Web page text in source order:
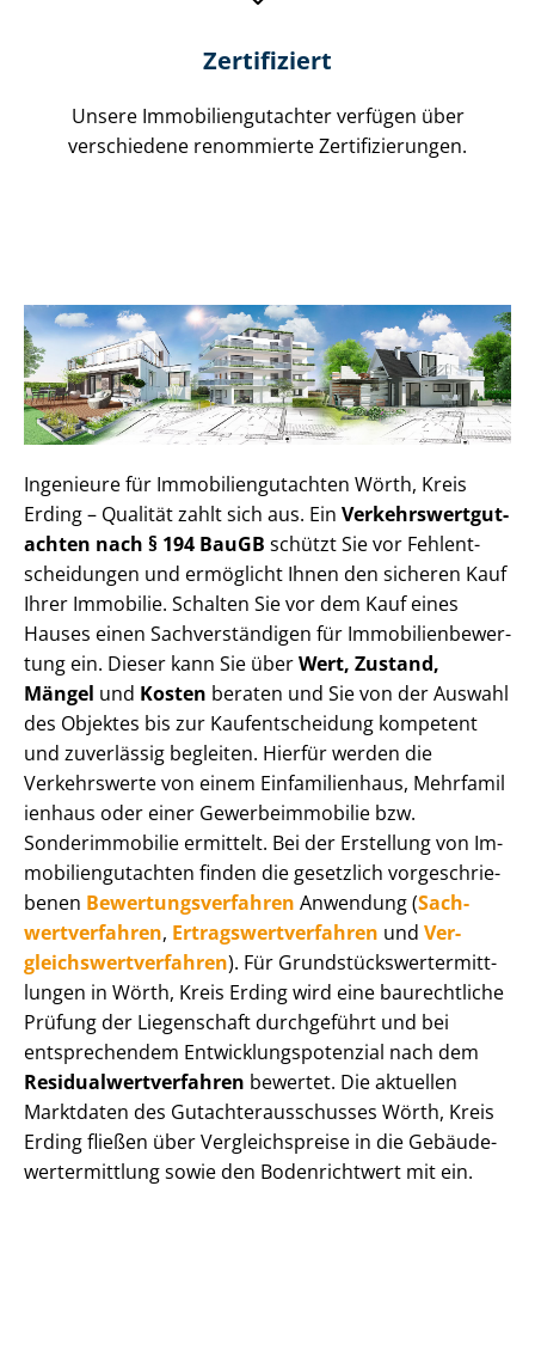
Zertifiziert
Unsere Immobilien­gutachter verfügen über
verschiedene renommierte Zer­ti­fi­zie­run­gen.
Ingenieure für Im­mo­bi­li­en­gut­ach­ten Wörth, Kreis
Erding – Qualität zahlt sich aus. Ein Ver­kehrs­wert­gut­
ach­ten nach § 194 BauGB schützt Sie vor Fehl­ent­
schei­dun­gen und ermöglicht Ihnen den sicheren Kauf
Ihrer Immobilie. Schalten Sie vor dem Kauf eines
Hauses einen Sach­ver­stän­di­gen für Im­mo­bi­li­en­be­wer­
tung ein. Dieser kann Sie überWert, Zustand,
Mängel und Kosten beraten und Sie von der Auswahl
des Objektes bis zur Kauf­ent­schei­dung kompetent
und zuverlässig begleiten. Hierfür werden die
Verkehrswerte von einem Einfamilienhaus, Mehr­fa­mi­l
i­en­haus oder einer Ge­wer­be­im­mo­bi­lie bzw.
Sonderimmobilie ermittelt. Bei der Erstellung von Im­
mo­bi­li­en­gut­ach­ten finden die gesetzlich vor­ge­schrie­
be­nen Be­wer­tungs­ver­fah­ren Anwendung (Sach­
wert­ver­fah­ren, Er­trags­wert­ver­fah­ren und Ver­
gleichs­wert­ver­fah­ren). Für Grund­stücks­wert­ermitt­
lun­gen in Wörth, Kreis Erding wird eine baurechtliche
Prüfung der Liegenschaft durchgeführt und bei
entsprechendem Ent­wick­lungs­po­ten­zi­al nach dem
Re­si­du­al­wert­ver­fah­ren bewertet. Die aktuellen
Marktdaten des Gut­ach­ter­aus­schus­ses Wörth, Kreis
Erding fließen über Ver­gleichs­prei­se in die Ge­bäu­de­
wert­ermitt­lung sowie den Bodenrichtwert mit ein.